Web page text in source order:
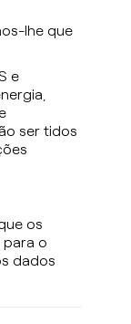
lhe que
e
ser tidos
os
para o
dados